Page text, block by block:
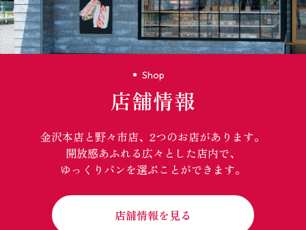
Shop
店舗情報
金沢本店と野々市店、2つのお店があります。
開放感あふれる広々とした店内で、
ゆっくりパンを選ぶことができます。
店舗情報を見る